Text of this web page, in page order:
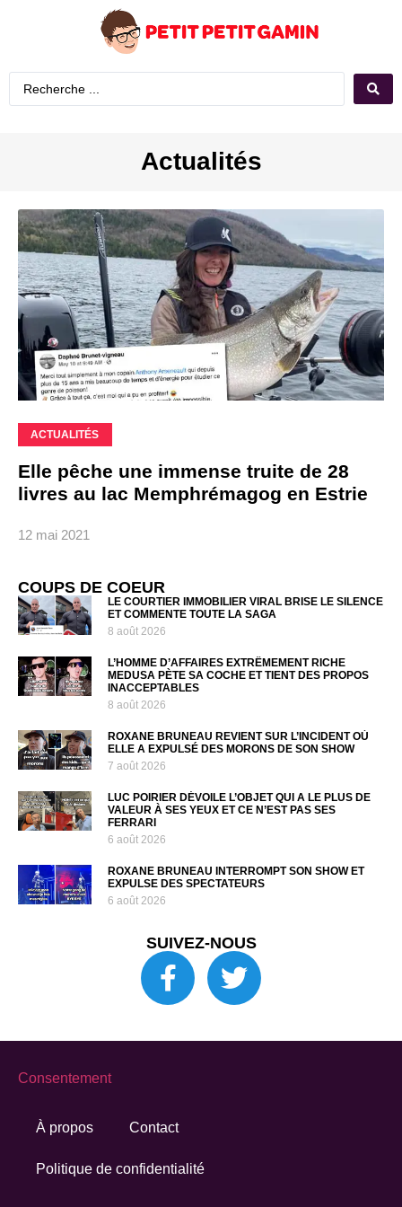
Actualités
ACTUALITÉS
Elle pêche une immense truite de 28
livres au lac Memphrémagog en Estrie
12 mai 2021
COUPS DE COEUR
LE COURTIER IMMOBILIER VIRAL BRISE LE SILENCE
ET COMMENTE TOUTE LA SAGA
8 août 2026
L’HOMME D’AFFAIRES EXTRÊMEMENT RICHE
MEDUSA PÈTE SA COCHE ET TIENT DES PROPOS
INACCEPTABLES
8 août 2026
ROXANE BRUNEAU REVIENT SUR L’INCIDENT OÙ
ELLE A EXPULSÉ DES MORONS DE SON SHOW
7 août 2026
LUC POIRIER DÉVOILE L’OBJET QUI A LE PLUS DE
VALEUR À SES YEUX ET CE N’EST PAS SES
FERRARI
6 août 2026
ROXANE BRUNEAU INTERROMPT SON SHOW ET
EXPULSE DES SPECTATEURS
6 août 2026
SUIVEZ-NOUS
À propos Contact
Politique de confidentialité
Consentement